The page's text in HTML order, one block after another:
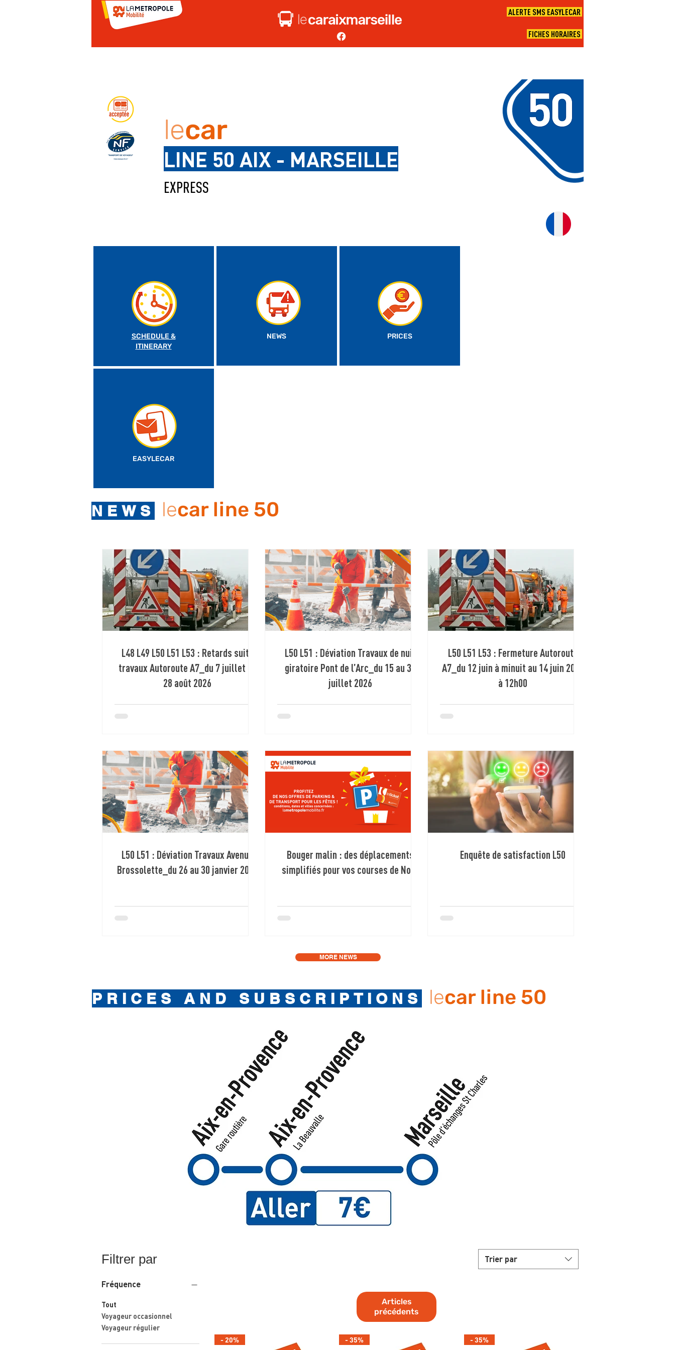
ALERTE SMS EASYLECAR
FICHES HORAIRES
lecar
LINE 50 AIX - MARSEILLE
EXPRESS
SCHEDULE &
ITINERARY
NEWS PRICES
EASYLECAR
NEWS lecar line 50
L48 L49 L50 L51 L53 : Retards suite
travaux Autoroute A7_du 7 juillet au
28 août 2026
L50 L51 : Déviation Travaux de nuit
giratoire Pont de l’Arc_du 15 au 31
juillet 2026
L50 L51 L53 : Fermeture Autoroute
A7_du 12 juin à minuit au 14 juin 2026
à 12h00
L50 L51 : Déviation Travaux Avenue
Brossolette_du 26 au 30 janvier 2026
Bouger malin : des déplacements
simplifiés pour vos courses de Noël
Enquête de satisfaction L50
MORE NEWS
PRICES AND SUBSCRIPTIONS lecar line 50
Filtrer par
Fréquence
Tout
Voyageur occasionnel
Voyageur régulier
Trier par
Articles
précédents
- 20% - 35% - 35%